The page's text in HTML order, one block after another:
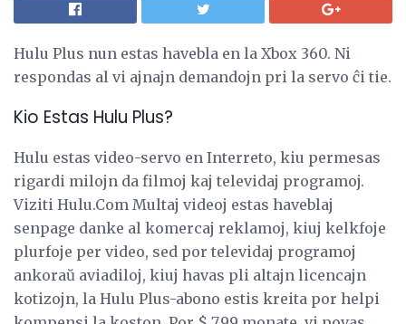
Hulu Plus nun estas havebla en la Xbox 360. Ni
respondas al vi ajnajn demandojn pri la servo ĉi tie.
Kio Estas Hulu Plus?
Hulu estas video-servo en Interreto, kiu permesas
rigardi milojn da filmoj kaj televidaj programoj.
Viziti Hulu.Com Multaj videoj estas haveblaj
senpage danke al komercaj reklamoj, kiuj kelkfoje
plurfoje per video, sed por televidaj programoj
ankoraŭ aviadiloj, kiuj havas pli altajn licencajn
kotizojn, la Hulu Plus-abono estis kreita por helpi